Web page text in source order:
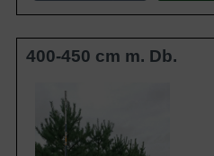
400-450 cm m. Db.